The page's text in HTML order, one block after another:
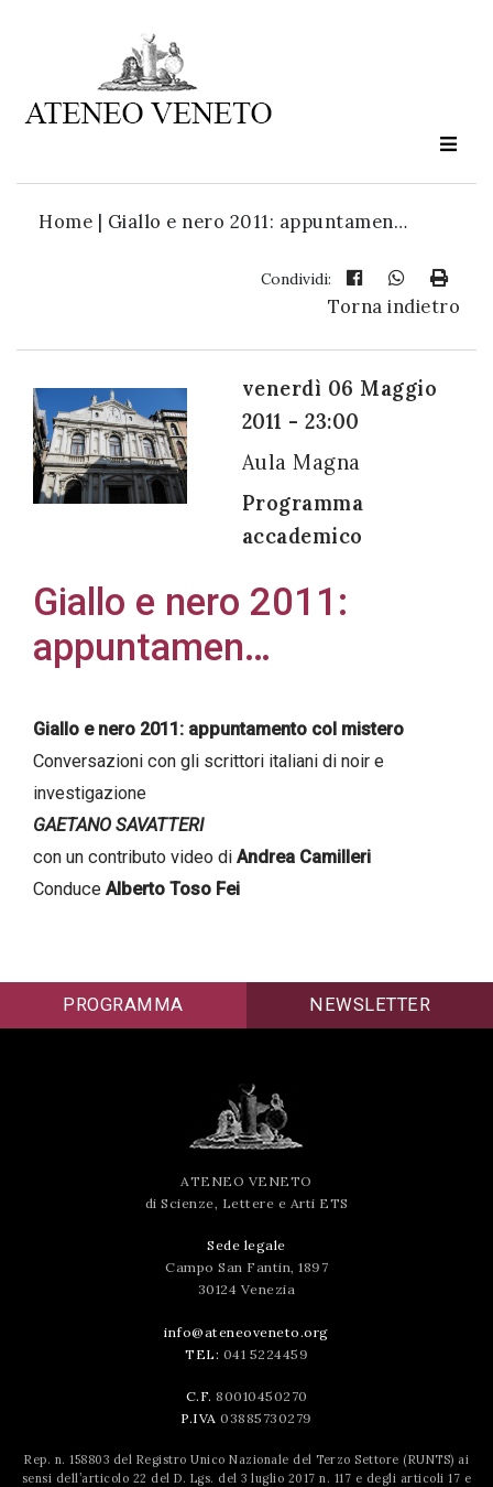
Home | Giallo e nero 2011: appuntamen…
Condividi:
Torna indietro
venerdì 06 Maggio
2011 - 23:00
Aula Magna
Programma
accademico
Giallo e nero 2011:
appuntamen…
Giallo e nero 2011: appuntamento col mistero
Conversazioni con gli scrittori italiani di noir e
investigazione
GAETANO SAVATTERI
con un contributo video di Andrea Camilleri
Conduce Alberto Toso Fei
Ateneo
è
cultura
newsletter:
Acconsento
all'uso dei
accordo
con il
decreto
legislativo
196/03
avvenuta con
successo!
PROGRAMMA NEWSLETTER
ATENEO VENETO
di Scienze, Lettere e Arti ETS
Sede legale
Campo San Fantin, 1897
30124 Venezia
info@ateneoveneto.org
TEL: 041 5224459
C.F. 80010450270
P.IVA 03885730279
Rep. n. 158803 del Registro Unico Nazionale del Terzo Settore (RUNTS) ai
sensi dell’articolo 22 del D. Lgs. del 3 luglio 2017 n. 117 e degli articoli 17 e